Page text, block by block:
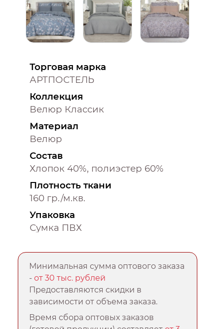
Торговая марка
АРТПОСТЕЛЬ
Коллекция
Велюр Классик
Материал
Велюр
Состав
Хлопок 40%, полиэстер 60%
Плотность ткани
160 гр./м.кв.
Упаковка
Сумка ПВХ
Минимальная сумма оптового заказа
-от 30 тыс. рублей
Предоставляются скидки в
зависимости от объема заказа.
Время сбора оптовых заказов